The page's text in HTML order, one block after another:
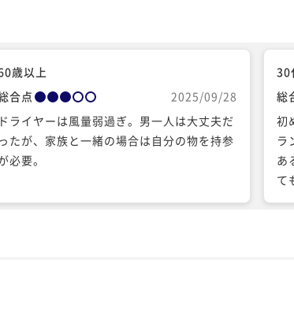
歳以上
合点
2025/09/28
ドライヤーは風量弱過ぎ。男一人は大丈夫だ
ったが、家族と一緒の場合は自分の物を持参
必要。
30
総
初
ラ
あ
て
ら